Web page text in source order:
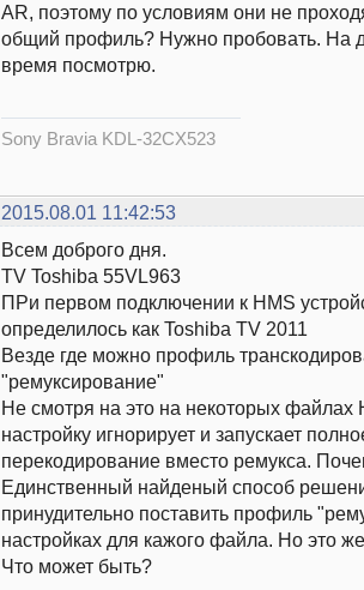
AR, поэтому по условиям они не
общий профиль? Нужно пробовать. На
время посмотрю.
Sony Bravia KDL-32CX523
2015.08.01 11:42:53
Всем доброго дня.
TV Toshiba 55VL963
ПРи первом подключении к HMS
определилось как Toshiba TV 2011
Везде где можно профиль
"ремуксирование"
Не смотря на это на некоторых файлах
настройку игнорирует и запускает
перекодирование вместо ремукса.
Единственный найденый способ
принудительно поставить профиль
настройках для кажого файла. Но это
Что может быть?